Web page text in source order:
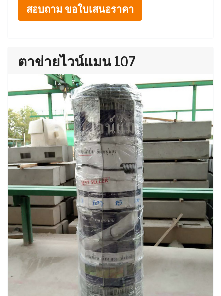
สอบถาม ขอใบเสนอราคา
ตาข่ายไวน์แมน 107